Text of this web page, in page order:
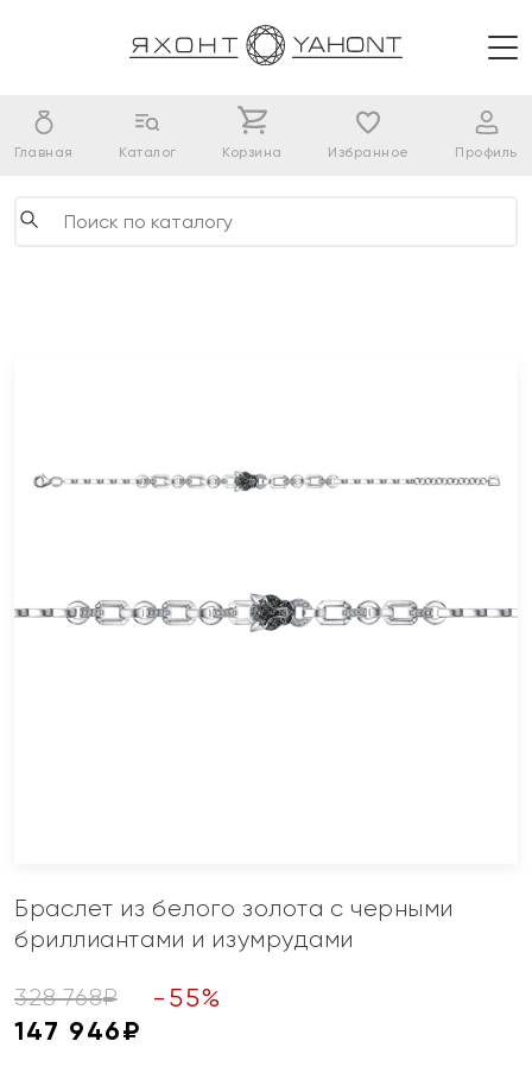
Главная Каталог Корзина Избранное Профиль
Браслет из белого золота с черными
бриллиантами и изумрудами
328 768₽ - 55%
147 946₽